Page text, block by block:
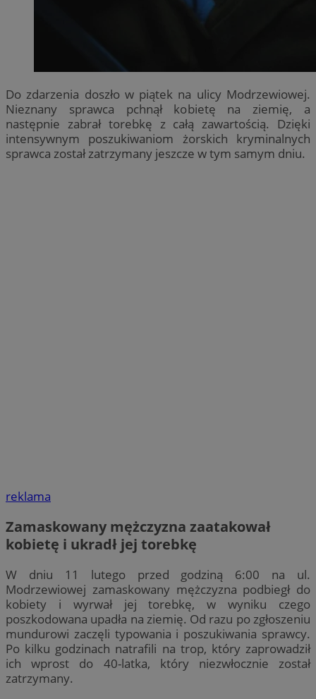
Do zdarzenia doszło w piątek na ulicy Modrzewiowej.
Nieznany sprawca pchnął kobietę na ziemię, a
następnie zabrał torebkę z całą zawartością. Dzięki
intensywnym poszukiwaniom żorskich kryminalnych
sprawca został zatrzymany jeszcze w tym samym dniu.
reklama
Zamaskowany mężczyzna zaatakował
kobietę i ukradł jej torebkę
W dniu 11 lutego przed godziną 6:00 na ul.
Modrzewiowej zamaskowany mężczyzna podbiegł do
kobiety i wyrwał jej torebkę, w wyniku czego
poszkodowana upadła na ziemię. Od razu po zgłoszeniu
mundurowi zaczęli typowania i poszukiwania sprawcy.
Po kilku godzinach natrafili na trop, który zaprowadził
ich wprost do 40-latka, który niezwłocznie został
zatrzymany.